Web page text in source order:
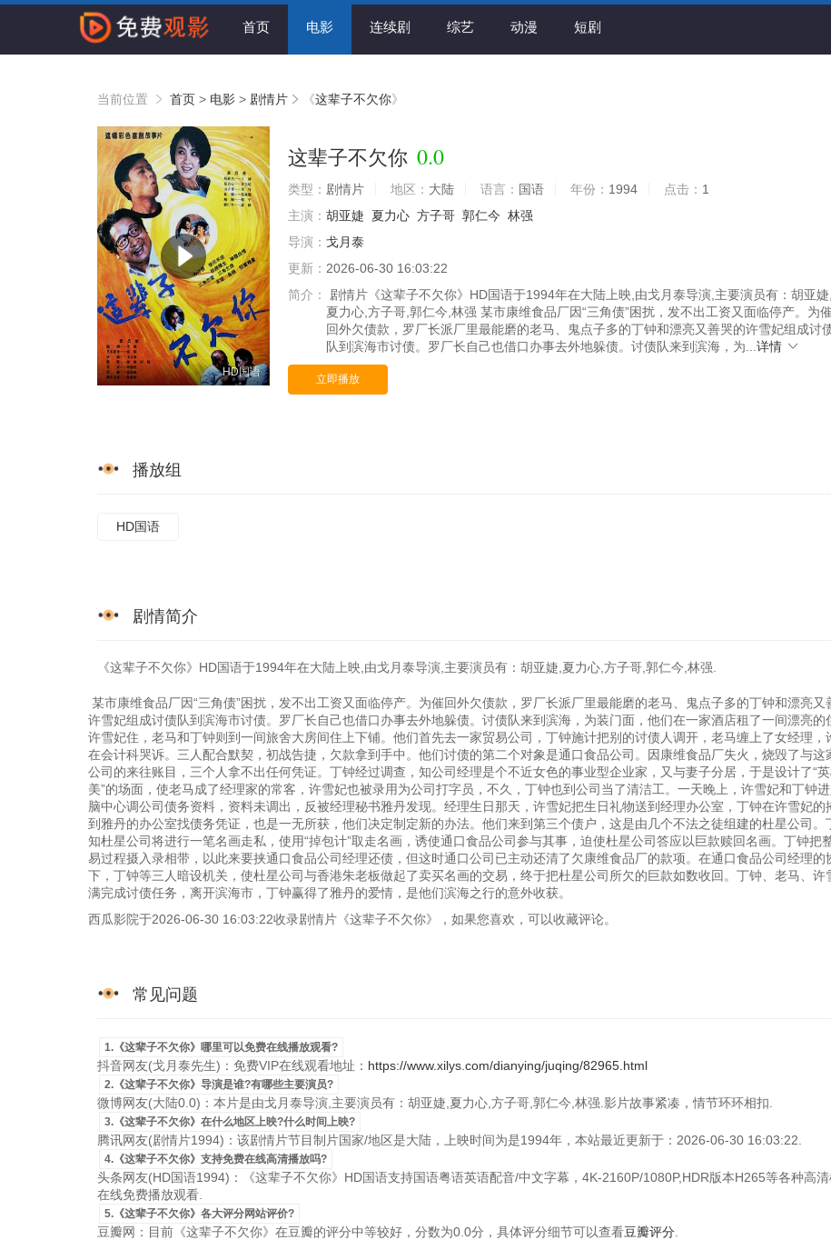
首页 电影 连续剧 综艺 动漫 短剧
当前位置 首页 > 电影 > 剧情片 《这辈子不欠你》
HD国语
这辈子不欠你 0.0
类型： 剧情片 地区： 大陆 语言： 国语 年份： 1994 点击： 1
主演： 胡亚婕 夏力心 方子哥 郭仁今 林强
导演： 戈月泰
更新： 2026-06-30 16:03:22
简介：
剧情片《这辈子不欠你》HD国语于1994年在大陆上映,由戈月泰导演,主要演员有：胡亚婕,
夏力心,方子哥,郭仁今,林强 某市康维食品厂因“三角债”困扰，发不出工资又面临停产。为催
回外欠债款，罗厂长派厂里最能磨的老马、鬼点子多的丁钟和漂亮又善哭的许雪妃组成讨
队到滨海市讨债。罗厂长自己也借口办事去外地躲债。讨债队来到滨海，为... 详情
立即播放
播放组
HD国语
剧情简介
《这辈子不欠你》HD国语于1994年在大陆上映,由戈月泰导演,主要演员有：胡亚婕,夏力心,方子哥,郭仁今,林强.
某市康维食品厂因“三角债”困扰，发不出工资又面临停产。为催回外欠债款，罗厂长派厂里最能磨的老马、鬼点子多的丁钟和漂亮又
许雪妃组成讨债队到滨海市讨债。罗厂长自己也借口办事去外地躲债。讨债队来到滨海，为装门面，他们在一家酒店租了一间漂亮的
许雪妃住，老马和丁钟则到一间旅舍大房间住上下铺。他们首先去一家贸易公司，丁钟施计把别的讨债人调开，老马缠上了女经理，
在会计科哭诉。三人配合默契，初战告捷，欠款拿到手中。他们讨债的第二个对象是通口食品公司。因康维食品厂失火，烧毁了与这
公司的来往账目，三个人拿不出任何凭证。丁钟经过调查，知公司经理是个不近女色的事业型企业家，又与妻子分居，于是设计了“
美”的场面，使老马成了经理家的常客，许雪妃也被录用为公司打字员，不久，丁钟也到公司当了清洁工。一天晚上，许雪妃和丁钟
脑中心调公司债务资料，资料未调出，反被经理秘书雅丹发现。经理生日那天，许雪妃把生日礼物送到经理办公室，丁钟在许雪妃的
到雅丹的办公室找债务凭证，也是一无所获，他们决定制定新的办法。他们来到第三个债户，这是由几个不法之徒组建的杜星公司。
知杜星公司将进行一笔名画走私，使用“掉包计”取走名画，诱使通口食品公司参与其事，迫使杜星公司答应以巨款赎回名画。丁钟把
易过程摄入录相带，以此来要挟通口食品公司经理还债，但这时通口公司已主动还清了欠康维食品厂的款项。在通口食品公司经理的
下，丁钟等三人暗设机关，使杜星公司与香港朱老板做起了卖买名画的交易，终于把杜星公司所欠的巨款如数收回。丁钟、老马、许
满完成讨债任务，离开滨海市，丁钟赢得了雅丹的爱情，是他们滨海之行的意外收获。
西瓜影院于2026-06-30 16:03:22收录剧情片《这辈子不欠你》，如果您喜欢，可以收藏评论。
常见问题
1.《这辈子不欠你》哪里可以免费在线播放观看?
抖音网友(戈月泰先生)：免费VIP在线观看地址： https://www.xilys.com/dianying/juqing/82965.html
2.《这辈子不欠你》导演是谁?有哪些主要演员?
微博网友(大陆0.0)：本片是由戈月泰导演,主要演员有：胡亚婕,夏力心,方子哥,郭仁今,林强.影片故事紧凑，情节环环相扣.
3.《这辈子不欠你》在什么地区上映?什么时间上映?
腾讯网友(剧情片1994)：该剧情片节目制片国家/地区是大陆，上映时间为是1994年，本站最近更新于：2026-06-30 16:03:22.
4.《这辈子不欠你》支持免费在线高清播放吗?
头条网友(HD国语1994)：《这辈子不欠你》HD国语支持国语粤语英语配音/中文字幕，4K-2160P/1080P,HDR版本H265等各种高
在线免费播放观看.
5.《这辈子不欠你》各大评分网站评价?
豆瓣网：目前《这辈子不欠你》在豆瓣的评分中等较好，分数为0.0分，具体评分细节可以查看豆瓣评分